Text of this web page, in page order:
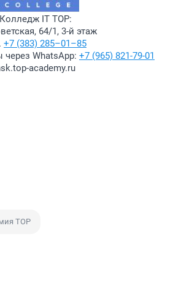
Колледж IT TOP:
64/1, 3-й этаж
+7 (383) 285–01–85
WhatsApp: +7 (965) 821-79-01
academy.ru
ТОР